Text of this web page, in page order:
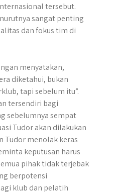
tersebut.
sangat penting
dan fokus tim di
menyatakan,
diketahui, bukan
tapi sebelum itu”.
tersendiri bagi
sebelumnya sempat
Tudor akan dilakukan
Tudor menolak keras
keputusan harus
pihak tidak terjebak
berpotensi
klub dan pelatih